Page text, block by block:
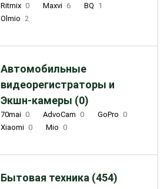
Ritmix 0 Maxvi 6 BQ 1
Olmio 2
Автомобильные
видеорегистраторы и
Экшн-камеры (0)
70mai 0 AdvoCam 0 GoPro 0
Xiaomi 0 Mio 0
Бытовая техника (454)